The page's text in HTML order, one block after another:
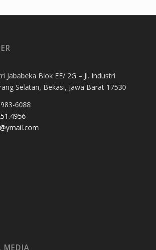
Jababeka Blok EE/ 2G – Jl. Industri
Selatan, Bekasi, Jawa Barat 17530
6088
MEDIA